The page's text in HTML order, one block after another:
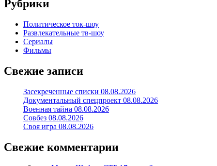
Рубрики
Политическое ток-шоу
Развлекательные тв-шоу
Сериалы
Фильмы
Свежие записи
Засекреченные списки 08.08.2026
Документальный спецпроект 08.08.2026
Военная тайна 08.08.2026
Совбез 08.08.2026
Своя игра 08.08.2026
Свежие комментарии